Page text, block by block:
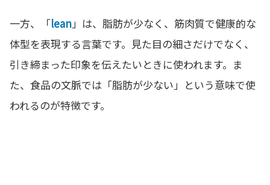
一方、「lean」は、脂肪が少なく、筋肉質で健康的な
体型を表現する言葉です。見た目の細さだけでなく、
引き締まった印象を伝えたいときに使われます。ま
た、食品の文脈では「脂肪が少ない」という意味で使
われるのが特徴です。